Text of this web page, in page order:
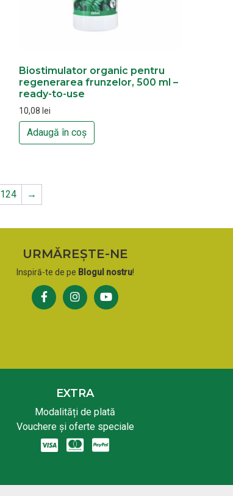
Biostimulator organic pentru
regenerarea frunzelor, 500 ml –
ready-to-use
10,08 lei
Adaugă în coș
124 →
URMĂREȘTE-NE
Inspiră-te de pe Blogul nostru!
EXTRA
Modalități de plată
Vouchere și oferte speciale